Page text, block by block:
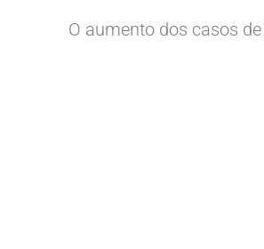
O aumento dos casos